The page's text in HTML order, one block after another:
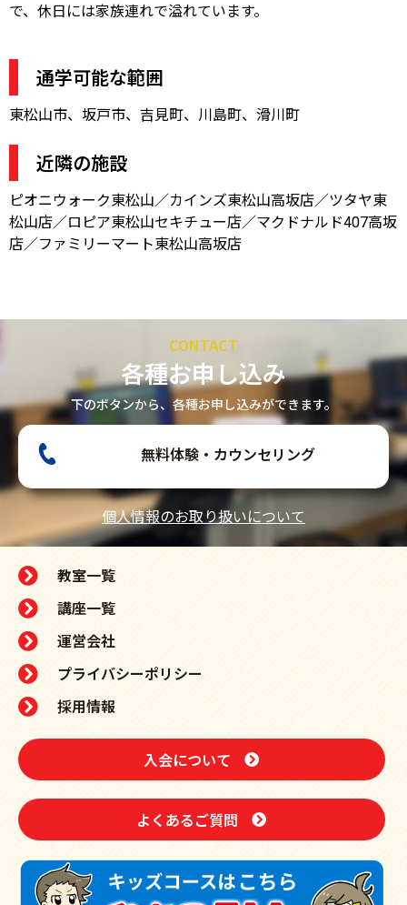
で、休日には家族連れで溢れています。
通学可能な範囲
東松山市、坂戸市、吉見町、川島町、滑川町
近隣の施設
ピオニウォーク東松山／カインズ東松山高坂店／ツタヤ東
松山店／ロピア東松山セキチュー店／マクドナルド407高坂
店／ファミリーマート東松山高坂店
CONTACT
各種お申し込み
下のボタンから、各種お申し込みができます。
無料体験・カウンセリング
個人情報のお取り扱いについて
教室一覧
講座一覧
運営会社
プライバシーポリシー
採用情報
入会について
よくあるご質問